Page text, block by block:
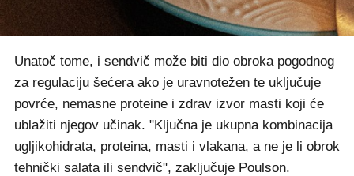
Unatoč tome, i sendvič može biti dio obroka pogodnog
za regulaciju šećera ako je uravnotežen te uključuje
povrće, nemasne proteine i zdrav izvor masti koji će
ublažiti njegov učinak. "Ključna je ukupna kombinacija
ugljikohidrata, proteina, masti i vlakana, a ne je li obrok
tehnički salata ili sendvič", zaključuje Poulson.